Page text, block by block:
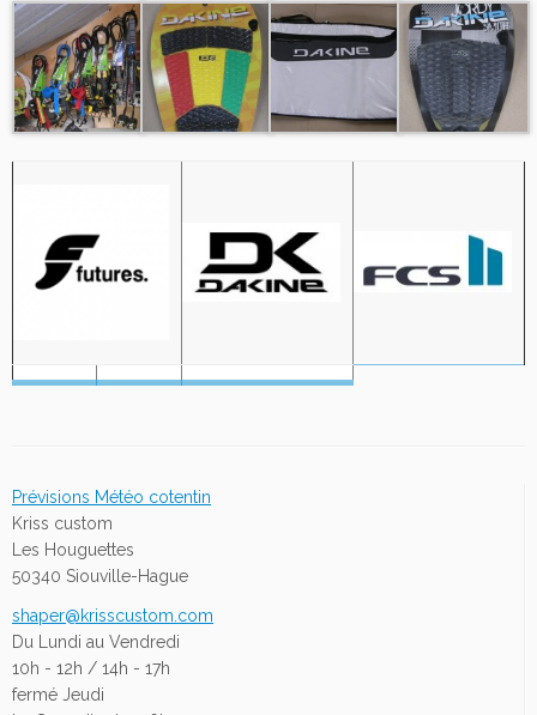
Prévisions Météo cotentin
Kriss custom
Les Houguettes
50340 Siouville-Hague
shaper@krisscustom.com
Du Lundi au Vendredi
10h - 12h / 14h - 17h
fermé Jeudi